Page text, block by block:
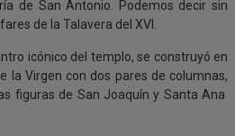
de San Antonio. Podemos decir sin
de la Talavera del XVI.
icónico del templo, se construyó en
la Virgen con dos pares de columnas,
figuras de San Joaquín y Santa Ana